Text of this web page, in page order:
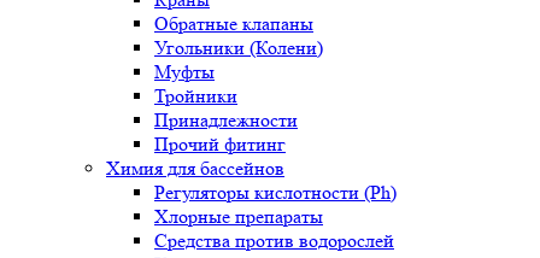
Обратные клапаны
Угольники (Колени)
Муфты
Тройники
Принадлежности
Прочий фитинг
Химия для бассейнов
Регуляторы кислотности (Ph)
Хлорные препараты
Средства против водорослей